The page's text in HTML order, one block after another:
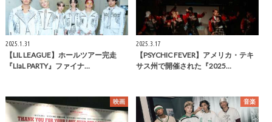
2025.1.31
【LIL LEAGUE】ホールツアー完走
『LIaL PARTY』ファイナ…
2025.3.17
【PSYCHIC FEVER】アメリカ・テキ
サス州で開催された『2025…
映画 音楽